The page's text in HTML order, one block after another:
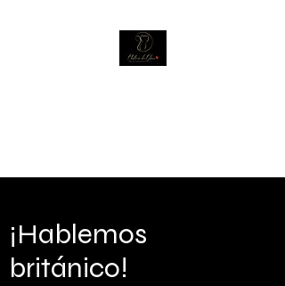
¡Hablemos
británico!